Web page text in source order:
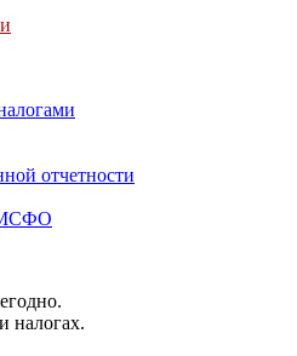
отчетности
МСФО
налогах.